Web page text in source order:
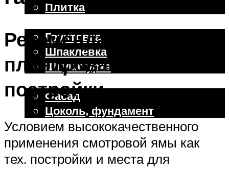
Плитка
Грунтовка
Шпаклевка
Штукатурка
Внешняя отделка
Фасад
Цоколь, фундамент
Меню
Рекомендации по
планированию
постройки
Условием высококачественного
применения смотровой ямы как
тех. постройки и места для